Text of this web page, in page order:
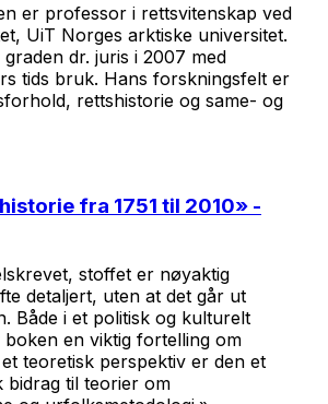
er professor i rettsvitenskap ved
UiT Norges arktiske universitet.
dr. juris i 2007 med
tids bruk. Hans forskningsfelt er
rettshistorie og same- og
fra 1751 til 2010» -
stoffet er nøyaktig
detaljert, uten at det går ut
Både i et politisk og kulturelt
en viktig fortelling om
teoretisk perspektiv er den et
bidrag til teorier om